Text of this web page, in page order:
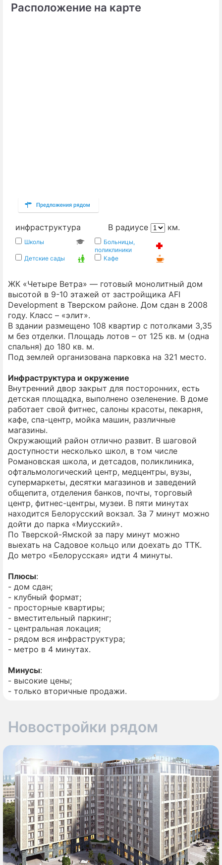
Расположение на карте
инфраструктура В радиусе км.
Школы
Больницы,
поликлиники
Детские сады
Кафе
ЖК «Четыре Ветра» — готовый монолитный дом
высотой в 9-10 этажей от застройщика AFI
Development в Тверском районе. Дом сдан в 2008
году. Класс – «элит».
В здании размещено 108 квартир с потолками 3,35
м без отделки. Площадь лотов – от 125 кв. м (одна
спальня) до 180 кв. м.
Под землей организована парковка на 321 место.
Инфраструктура и окружение
Внутренний двор закрыт для посторонних, есть
детская площадка, выполнено озеленение. В доме
работает свой фитнес, салоны красоты, пекарня,
кафе, спа-центр, мойка машин, различные
магазины.
Окружающий район отлично развит. В шаговой
доступности несколько школ, в том числе
Романовская школа, и детсадов, поликлиника,
офтальмологический центр, медцентры, вузы,
супермаркеты, десятки магазинов и заведений
общепита, отделения банков, почты, торговый
центр, фитнес-центры, музеи. В пяти минутах
находится Белорусский вокзал. За 7 минут можно
дойти до парка «Миусский».
По Тверской-Ямской за пару минут можно
выехать на Садовое кольцо или доехать до ТТК.
До метро «Белорусская» идти 4 минуты.
Плюсы:
- дом сдан;
- клубный формат;
- просторные квартиры;
- вместительный паркинг;
- центральная локация;
- рядом вся инфраструктура;
- метро в 4 минутах.
Минусы:
- высокие цены;
- только вторичные продажи.
Новостройки рядом